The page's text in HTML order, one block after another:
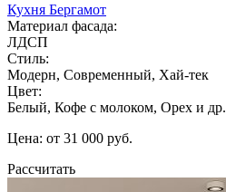
Кухня Бергамот
Материал фасада:
ЛДСП
Стиль:
Модерн, Современный, Хай-тек
Цвет:
Белый, Кофе с молоком, Орех и др.
Цена: от 31 000 руб.
Рассчитать